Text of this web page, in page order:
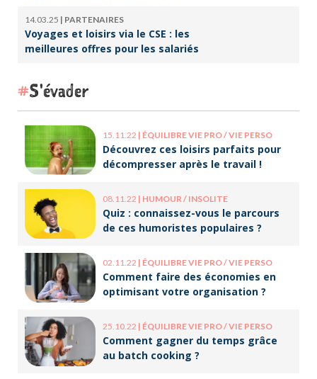
14.03.25 | PARTENAIRES
Voyages et loisirs via le CSE : les
meilleures offres pour les salariés
S'évader
15.11.22 | ÉQUILIBRE VIE PRO / VIE PERSO
Découvrez ces loisirs parfaits pour
décompresser après le travail !
08.11.22 | HUMOUR / INSOLITE
Quiz : connaissez-vous le parcours
de ces humoristes populaires ?
02.11.22 | ÉQUILIBRE VIE PRO / VIE PERSO
Comment faire des économies en
optimisant votre organisation ?
25.10.22 | ÉQUILIBRE VIE PRO / VIE PERSO
Comment gagner du temps grâce
au batch cooking ?